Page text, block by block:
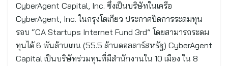
CyberAgent Capital, Inc. ซึ่งเป็นบริษัทในเครือ
CyberAgent, Inc. ในกรุงโตเกียว ประกาศปิดการระดมทุน
รอบ “CA Startups Internet Fund 3rd” โดยสามารถระดม
ทุนได้ 6 พันล้านเยน (55.5 ล้านดอลลาร์สหรัฐ) CyberAgent
Capital เป็นบริษัทร่วมทุนที่มีสำนักงานใน 10 เมือง ใน 8